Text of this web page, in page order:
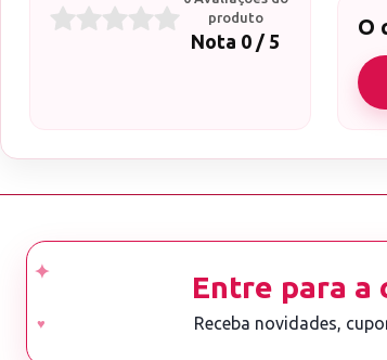
produto
Nota 0 / 5
O
Entre para a
Receba novidades,